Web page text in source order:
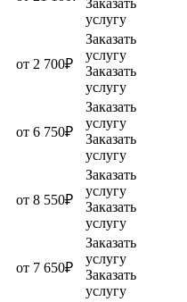
Заказать
услугу
от 2 700₽
Заказать
услугу
Заказать
услугу
от 6 750₽
Заказать
услугу
Заказать
услугу
от 8 550₽
Заказать
услугу
Заказать
услугу
от 7 650₽
Заказать
услугу
Заказать
услугу